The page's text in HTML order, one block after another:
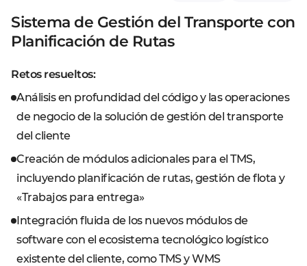
Sistema de Gestión del Transporte con
Planificación de Rutas
Retos resueltos:
Análisis en profundidad del código y las operaciones
de negocio de la solución de gestión del transporte
del cliente
Creación de módulos adicionales para el TMS,
incluyendo planificación de rutas, gestión de flota y
«Trabajos para entrega»
Integración fluida de los nuevos módulos de
software con el ecosistema tecnológico logístico
existente del cliente, como TMS y WMS